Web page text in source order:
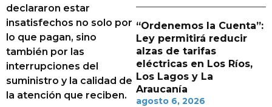
declararon estar
insatisfechos no solo por
lo que pagan, sino
también por las
interrupciones del
suministro y la calidad de
la atención que reciben.
“Ordenemos la Cuenta”:
Ley permitirá reducir
alzas de tarifas
eléctricas en Los Ríos,
Los Lagos y La
Araucanía
agosto 6, 2026